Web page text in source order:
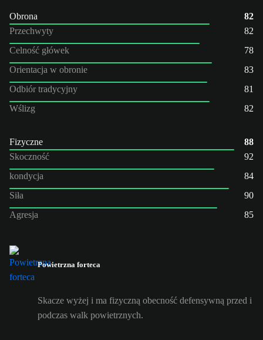
Obrona
82
Przechwyty
82
Celność główek
78
Orientacja w obronie
83
Odbiór tradycyjny
81
Wślizg
82
Fizyczne
88
Skoczność
92
kondycja
84
Siła
90
Agresja
85
Powietrzna forteca
Skacze wyżej i ma fizyczną obecność defensywną przed i
podczas walk powietrznych.